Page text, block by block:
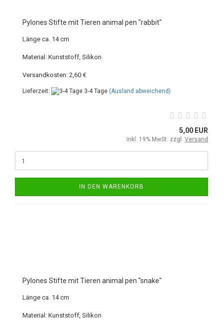
Pylones Stifte mit Tieren animal pen "rabbit"
Länge ca. 14 cm
Material: Kunststoff, Silikon
Versandkosten: 2,60 €
Lieferzeit: 3-4 Tage (Ausland abweichend)
5,00 EUR
inkl. 19% MwSt. zzgl. Versand
IN DEN WARENKORB
Pylones Stifte mit Tieren animal pen "snake"
Länge ca. 14 cm
Material: Kunststoff, Silikon